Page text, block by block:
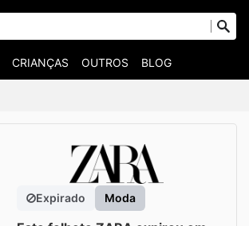
CRIANÇAS OUTROS BLOG
Expirado Moda